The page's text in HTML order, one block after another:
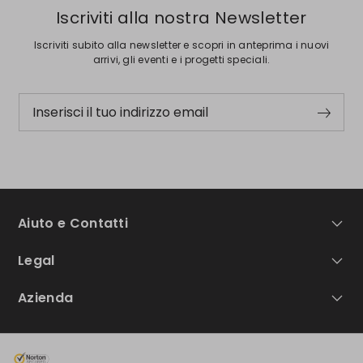
Iscriviti alla nostra Newsletter
Iscriviti subito alla newsletter e scopri in anteprima i nuovi
arrivi, gli eventi e i progetti speciali.
Inserisci il tuo indirizzo email
Aiuto e Contatti
Legal
Azienda